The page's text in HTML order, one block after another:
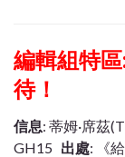
編輯組特
待！
信息: 蒂姆·席茲
GH15 出處: 《